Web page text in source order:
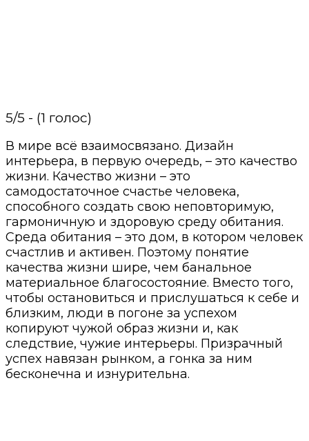
5/5 - (1 голос)
В мире всё взаимосвязано. Дизайн
интерьера, в первую очередь, – это качество
жизни. Качество жизни – это
самодостаточное счастье человека,
способного создать свою неповторимую,
гармоничную и здоровую среду обитания.
Среда обитания – это дом, в котором человек
счастлив и активен. Поэтому понятие
качества жизни шире, чем банальное
материальное благосостояние. Вместо того,
чтобы остановиться и прислушаться к себе и
близким, люди в погоне за успехом
копируют чужой образ жизни и, как
следствие, чужие интерьеры. Призрачный
успех навязан рынком, а гонка за ним
бесконечна и изнурительна.